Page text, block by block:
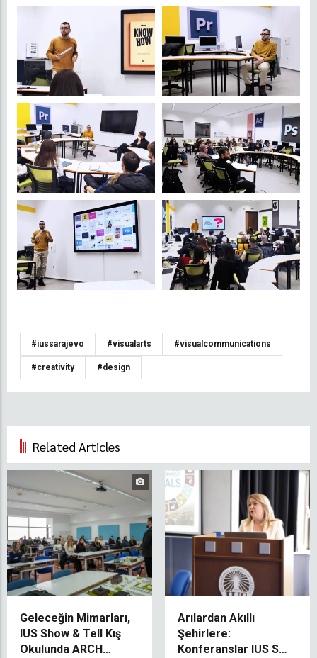
#iussarajevo #visualarts #visualcommunications
#creativity #design
Related Articles
Geleceğin Mimarları,
IUS Show & Tell Kış
Okulunda ARCH
Arılardan Akıllı
Şehirlere:
Konferanslar IUS SDG